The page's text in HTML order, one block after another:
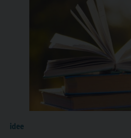
idee